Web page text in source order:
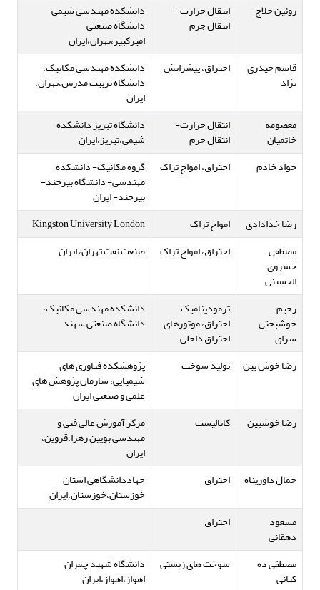
روئین حلاج
انتقال حرارت-
انتقال جرم
دانشکده مهندسی شیمی
دانشگاه صنعتی
امیرکبیر،تهران،ایران
قاسم حیدری
نژاد
احتراق، پیشرانش دانشکده مهندسی مکانیک،
دانشگاه تربیت مدرس،تهران،
ایران
معصومه
خاتمیان
انتقال حرارت-
انتقال جرم
دانشگاه تبریز دانشکده
شیمی،تبریز،ایران
جواد خادم
احتراق، امواج تراک گروه مکانیک- دانشکده
مهندسی- دانشگاه بیرجند-
بیرجند- ایران
رضا خدادادی
امواج تراک
Kingston University London
مصطفی
خسروی
الحسینی
احتراق، امواج تراک صنعت نفت تهران، ایران
رحیم
خوشبختی
سرای
ترمودینامیک
احتراق، موتورهای
احتراق داخلی
دانشکده مهندسی مکانیک،
دانشگاه صنعتی سهند
رضا خوش بین تولید سوخت پژوهشکده فناوری های
شیمیایی، سازمان پژوهش های
علمی و صنعتی ایران
رضا خوشبین
کاتالیست مرکز آموزش عالی فنی و
مهندسی بویین زهرا،قزوین،
ایران
جمال داورپناه
احتراق جهاددانشگاهی استان
خوزستان،خوزستان،ایران
مسعود
دهقانی
احتراق
مصطفی ده
کیانی
سوخت های زیستی دانشگاه شهید چمران
اهواز،اهواز،ایران